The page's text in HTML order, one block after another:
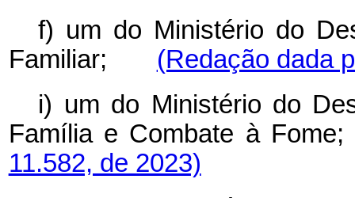
f) um do Ministério do
Familiar; (Redação dada
i) um do Ministério do
Família e Combate à
11.582, de 2023)